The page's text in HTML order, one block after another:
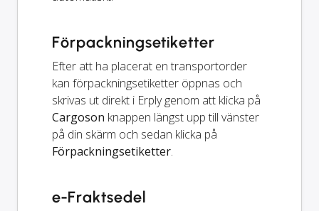
Förpackningsetiketter
Efter att ha placerat en transportorder
kan förpackningsetiketter öppnas och
skrivas ut direkt i Erply genom att klicka på
Cargoson knappen längst upp till vänster
på din skärm och sedan klicka på
Förpackningsetiketter.
e-Fraktsedel